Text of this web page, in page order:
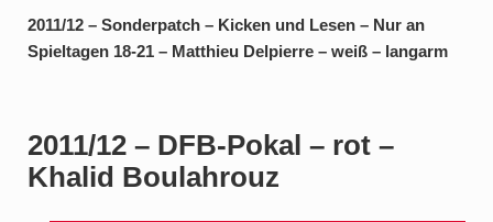
2011/12 – Sonderpatch – Kicken und Lesen – Nur an
Spieltagen 18-21 – Matthieu Delpierre – weiß – langarm
2011/12 – DFB-Pokal – rot –
Khalid Boulahrouz